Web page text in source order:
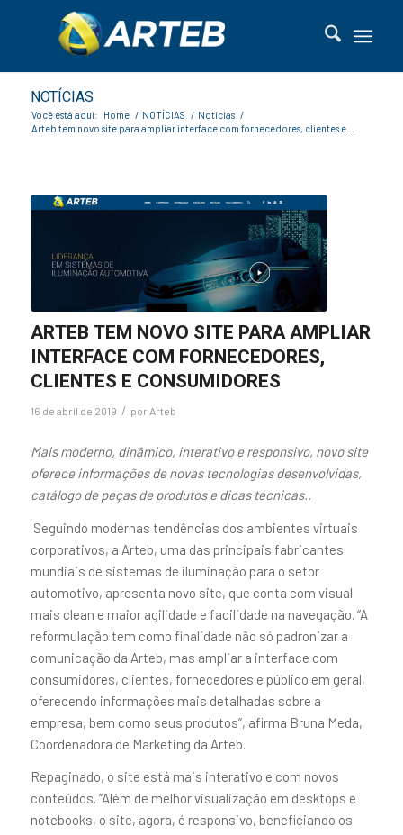
NOTÍCIAS
Você está aqui: Home / NOTÍCIAS / Notícias /
Arteb tem novo site para ampliar interface com fornecedores, clientes e...
ARTEB TEM NOVO SITE PARA AMPLIAR
INTERFACE COM FORNECEDORES,
CLIENTES E CONSUMIDORES
16 de abril de 2019 / por Arteb
Mais moderno, dinâmico, interativo e responsivo, novo site
oferece informações de novas tecnologias desenvolvidas,
catálogo de peças de produtos e dicas técnicas..
Seguindo modernas tendências dos ambientes virtuais
corporativos, a Arteb, uma das principais fabricantes
mundiais de sistemas de iluminação para o setor
automotivo, apresenta novo site, que conta com visual
mais clean e maior agilidade e facilidade na navegação. “A
reformulação tem como finalidade não só padronizar a
comunicação da Arteb, mas ampliar a interface com
consumidores, clientes, fornecedores e público em geral,
oferecendo informações mais detalhadas sobre a
empresa, bem como seus produtos”, afirma Bruna Meda,
Coordenadora de Marketing da Arteb.
Repaginado, o site está mais interativo e com novos
conteúdos. “Além de melhor visualização em desktops e
notebooks, o site, agora, é responsivo, beneficiando os